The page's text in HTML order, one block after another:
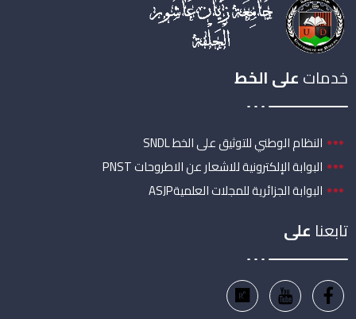
خدماتعلى الخط
النظام الوطني للتوثيق على الخط SNDL
البوابة الإلكترونية للاشعار عن الاطروحات PNST
البوابة الجزائرية للمجلات العلميةASJP
تابعنا على